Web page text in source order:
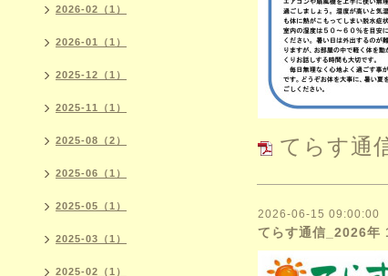
てらす通
2026-06-15 09:00:00
てらす通信_2026年
2026-02（1）
2026-01（1）
2025-12（1）
2025-11（1）
2025-08（2）
2025-06（1）
2025-05（1）
2025-03（1）
2025-02（1）